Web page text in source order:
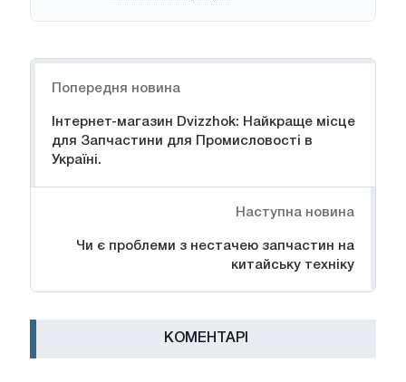
Попередня новина
Інтернет-магазин Dvizzhok: Найкраще місце
для Запчастини для Промисловості в
Україні.
Наступна новина
Чи є проблеми з нестачею запчастин на
китайську техніку
КОМЕНТАРІ